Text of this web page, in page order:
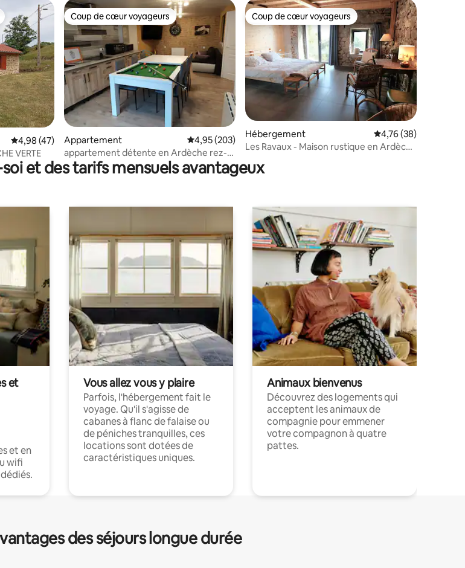
: 4,98 sur 5
plus appréciés
Évaluation moyenne sur la base de 47 commentaires : 4,98 sur 5
4,98 (47)
VERTE
Coup de cœur voyageurs
Coup de cœur voyageurs
Appartement Évaluation moyenne sur la base de 203 commentaires : 4,95 sur 5
4,95 (203)
appartement détente en Ardèche rez-
de-jardin
Coup de cœur voyageurs
Coup de cœur voyageurs
Hébergement Évaluation moyenne
4,76 (38)
Les Ravaux - Maison rustique en Ardèche
et des tarifs mensuels avantageux
et
et en
wifi
Vous allez vous y plaire
Parfois, l'hébergement fait le
voyage. Qu'il s'agisse de
cabanes à flanc de falaise ou
de péniches tranquilles, ces
locations sont dotées de
caractéristiques uniques.
Animaux bienvenus
Découvrez des logements qui
acceptent les animaux de
compagnie pour emmener
votre compagnon à quatre
pattes.
des séjours longue durée